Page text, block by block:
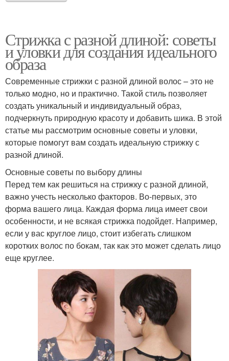
Стрижка с разной длиной: советы
и уловки для создания идеального
образа
Современные стрижки с разной длиной волос – это не
только модно, но и практично. Такой стиль позволяет
создать уникальный и индивидуальный образ,
подчеркнуть природную красоту и добавить шика. В этой
статье мы рассмотрим основные советы и уловки,
которые помогут вам создать идеальную стрижку с
разной длиной.
Основные советы по выбору длины
Перед тем как решиться на стрижку с разной длиной,
важно учесть несколько факторов. Во-первых, это
форма вашего лица. Каждая форма лица имеет свои
особенности, и не всякая стрижка подойдет. Например,
если у вас круглое лицо, стоит избегать слишком
коротких волос по бокам, так как это может сделать лицо
еще круглее.